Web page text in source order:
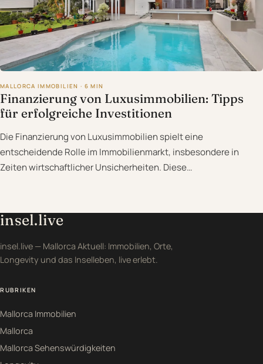
MALLORCA IMMOBILIEN · 6 MIN
Finanzierung von Luxusimmobilien: Tipps
für erfolgreiche Investitionen
Die Finanzierung von Luxusimmobilien spielt eine
entscheidende Rolle im Immobilienmarkt, insbesondere in
Zeiten wirtschaftlicher Unsicherheiten. Diese…
insel.live
insel.live — Mallorca Aktuell: Immobilien, Orte,
Longevity und das Inselleben, live erlebt.
RUBRIKEN
Mallorca Immobilien
Mallorca
Mallorca Sehenswürdigkeiten